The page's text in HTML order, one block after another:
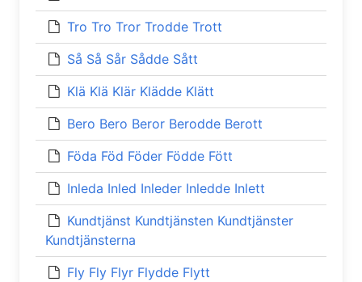
Tro Tro Tror Trodde Trott
Så Så Sår Sådde Sått
Klä Klä Klär Klädde Klätt
Bero Bero Beror Berodde Berott
Föda Föd Föder Födde Fött
Inleda Inled Inleder Inledde Inlett
Kundtjänst Kundtjänsten Kundtjänster
Kundtjänsterna
Fly Fly Flyr Flydde Flytt